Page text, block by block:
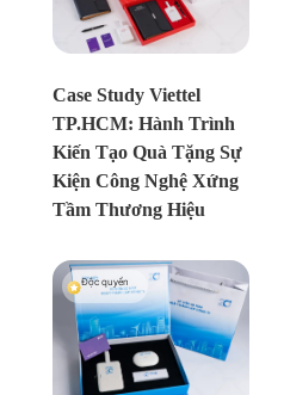
Case Study Viettel
TP.HCM: Hành Trình
Kiến Tạo Quà Tặng Sự
Kiện Công Nghệ Xứng
Tầm Thương Hiệu
Độc quyền